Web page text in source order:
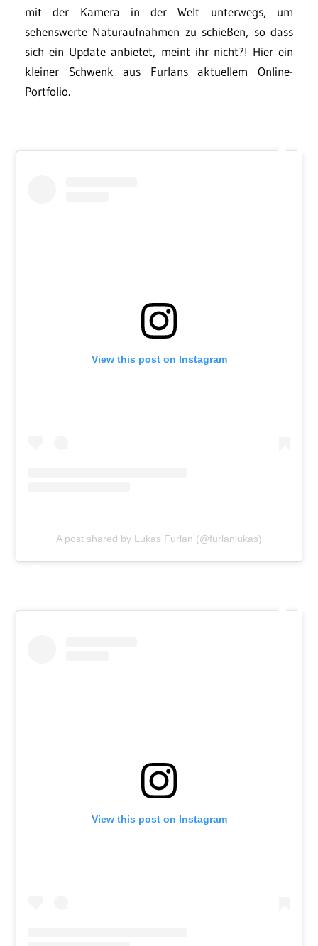
mit der Kamera in der Welt unterwegs, um
sehenswerte Naturaufnahmen zu schießen, so dass
sich ein Update anbietet, meint ihr nicht?! Hier ein
kleiner Schwenk aus Furlans aktuellem Online-
Portfolio.
View this post on Instagram
A post shared by Lukas Furlan (@furlanlukas)
View this post on Instagram